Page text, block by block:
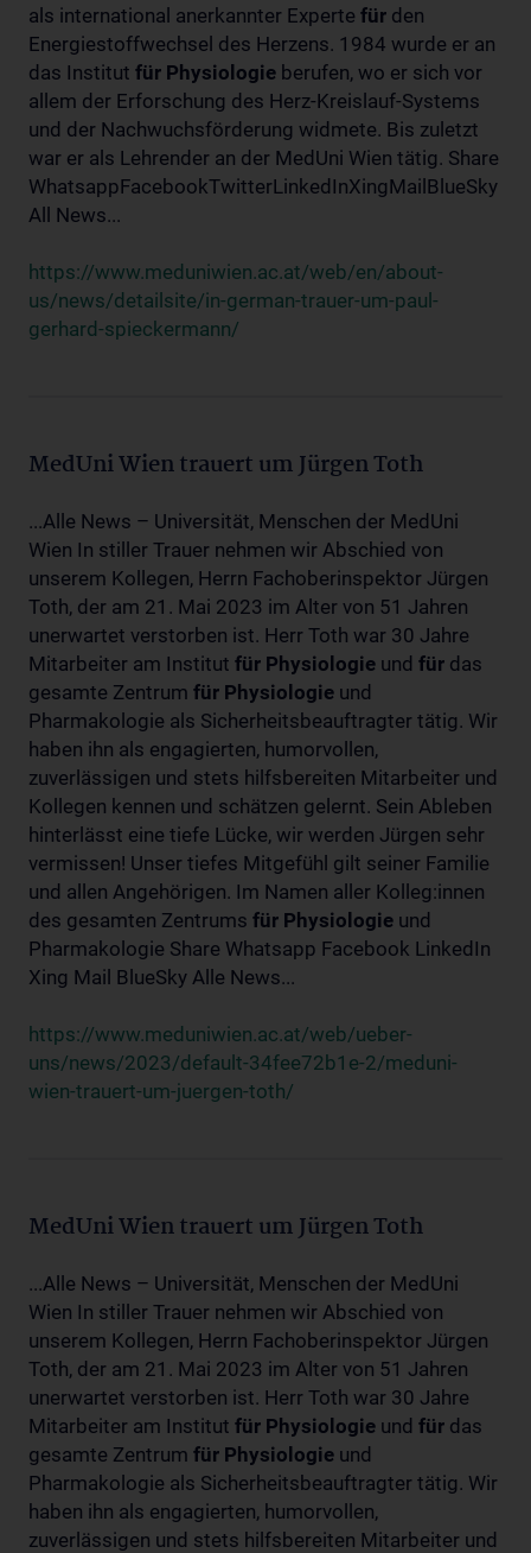
als international anerkannter Experte für den
Energiestoffwechsel des Herzens. 1984 wurde er an
das Institut für Physiologie berufen, wo er sich vor
allem der Erforschung des Herz-Kreislauf-Systems
und der Nachwuchsförderung widmete. Bis zuletzt
war er als Lehrender an der MedUni Wien tätig. Share
WhatsappFacebookTwitterLinkedInXingMailBlueSky
All News...
https://www.meduniwien.ac.at/web/en/about-
us/news/detailsite/in-german-trauer-um-paul-
gerhard-spieckermann/
MedUni Wien trauert um Jürgen Toth
...Alle News – Universität, Menschen der MedUni
Wien In stiller Trauer nehmen wir Abschied von
unserem Kollegen, Herrn Fachoberinspektor Jürgen
Toth, der am 21. Mai 2023 im Alter von 51 Jahren
unerwartet verstorben ist. Herr Toth war 30 Jahre
Mitarbeiter am Institut für Physiologie und für das
gesamte Zentrum für Physiologie und
Pharmakologie als Sicherheitsbeauftragter tätig. Wir
haben ihn als engagierten, humorvollen,
zuverlässigen und stets hilfsbereiten Mitarbeiter und
Kollegen kennen und schätzen gelernt. Sein Ableben
hinterlässt eine tiefe Lücke, wir werden Jürgen sehr
vermissen! Unser tiefes Mitgefühl gilt seiner Familie
und allen Angehörigen. Im Namen aller Kolleg:innen
des gesamten Zentrums für Physiologie und
Pharmakologie Share Whatsapp Facebook LinkedIn
Xing Mail BlueSky Alle News...
https://www.meduniwien.ac.at/web/ueber-
uns/news/2023/default-34fee72b1e-2/meduni-
wien-trauert-um-juergen-toth/
MedUni Wien trauert um Jürgen Toth
...Alle News – Universität, Menschen der MedUni
Wien In stiller Trauer nehmen wir Abschied von
unserem Kollegen, Herrn Fachoberinspektor Jürgen
Toth, der am 21. Mai 2023 im Alter von 51 Jahren
unerwartet verstorben ist. Herr Toth war 30 Jahre
Mitarbeiter am Institut für Physiologie und für das
gesamte Zentrum für Physiologie und
Pharmakologie als Sicherheitsbeauftragter tätig. Wir
haben ihn als engagierten, humorvollen,
zuverlässigen und stets hilfsbereiten Mitarbeiter und